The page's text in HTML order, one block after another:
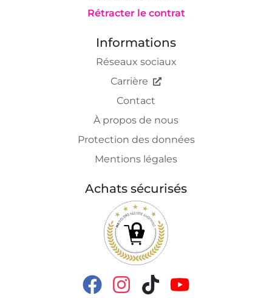
Rétracter le contrat
Informations
Réseaux sociaux
Carrière
Contact
À propos de nous
Protection des données
Mentions légales
Achats sécurisés